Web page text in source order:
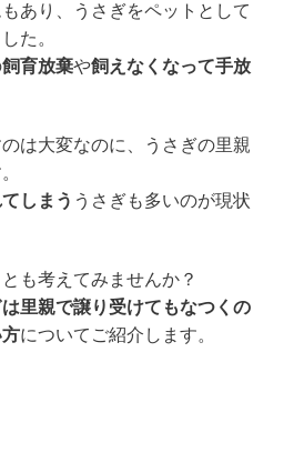
あり、うさぎをペットとして
た。
飼育放棄や飼えなくなって手放
は大変なのに、うさぎの里親
しまう うさぎも多いのが現状
も考えてみませんか？
は里親で譲り受けてもなつくの
についてご紹介します。